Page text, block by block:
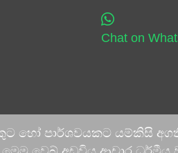
Chat on
හෝ පාර්ශවයකට යම්කිසි